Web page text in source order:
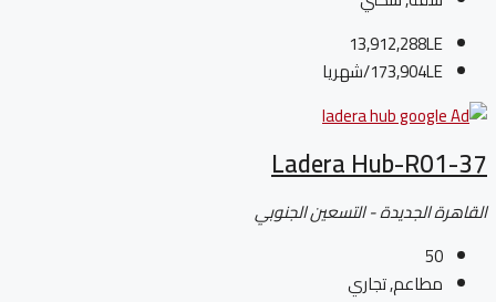
13,912,288LE
173,904LE/شهريا
Ladera Hub-R01-37
القاهرة الجديدة - التسعين الجنوبي
50
مطاعم, تجاري